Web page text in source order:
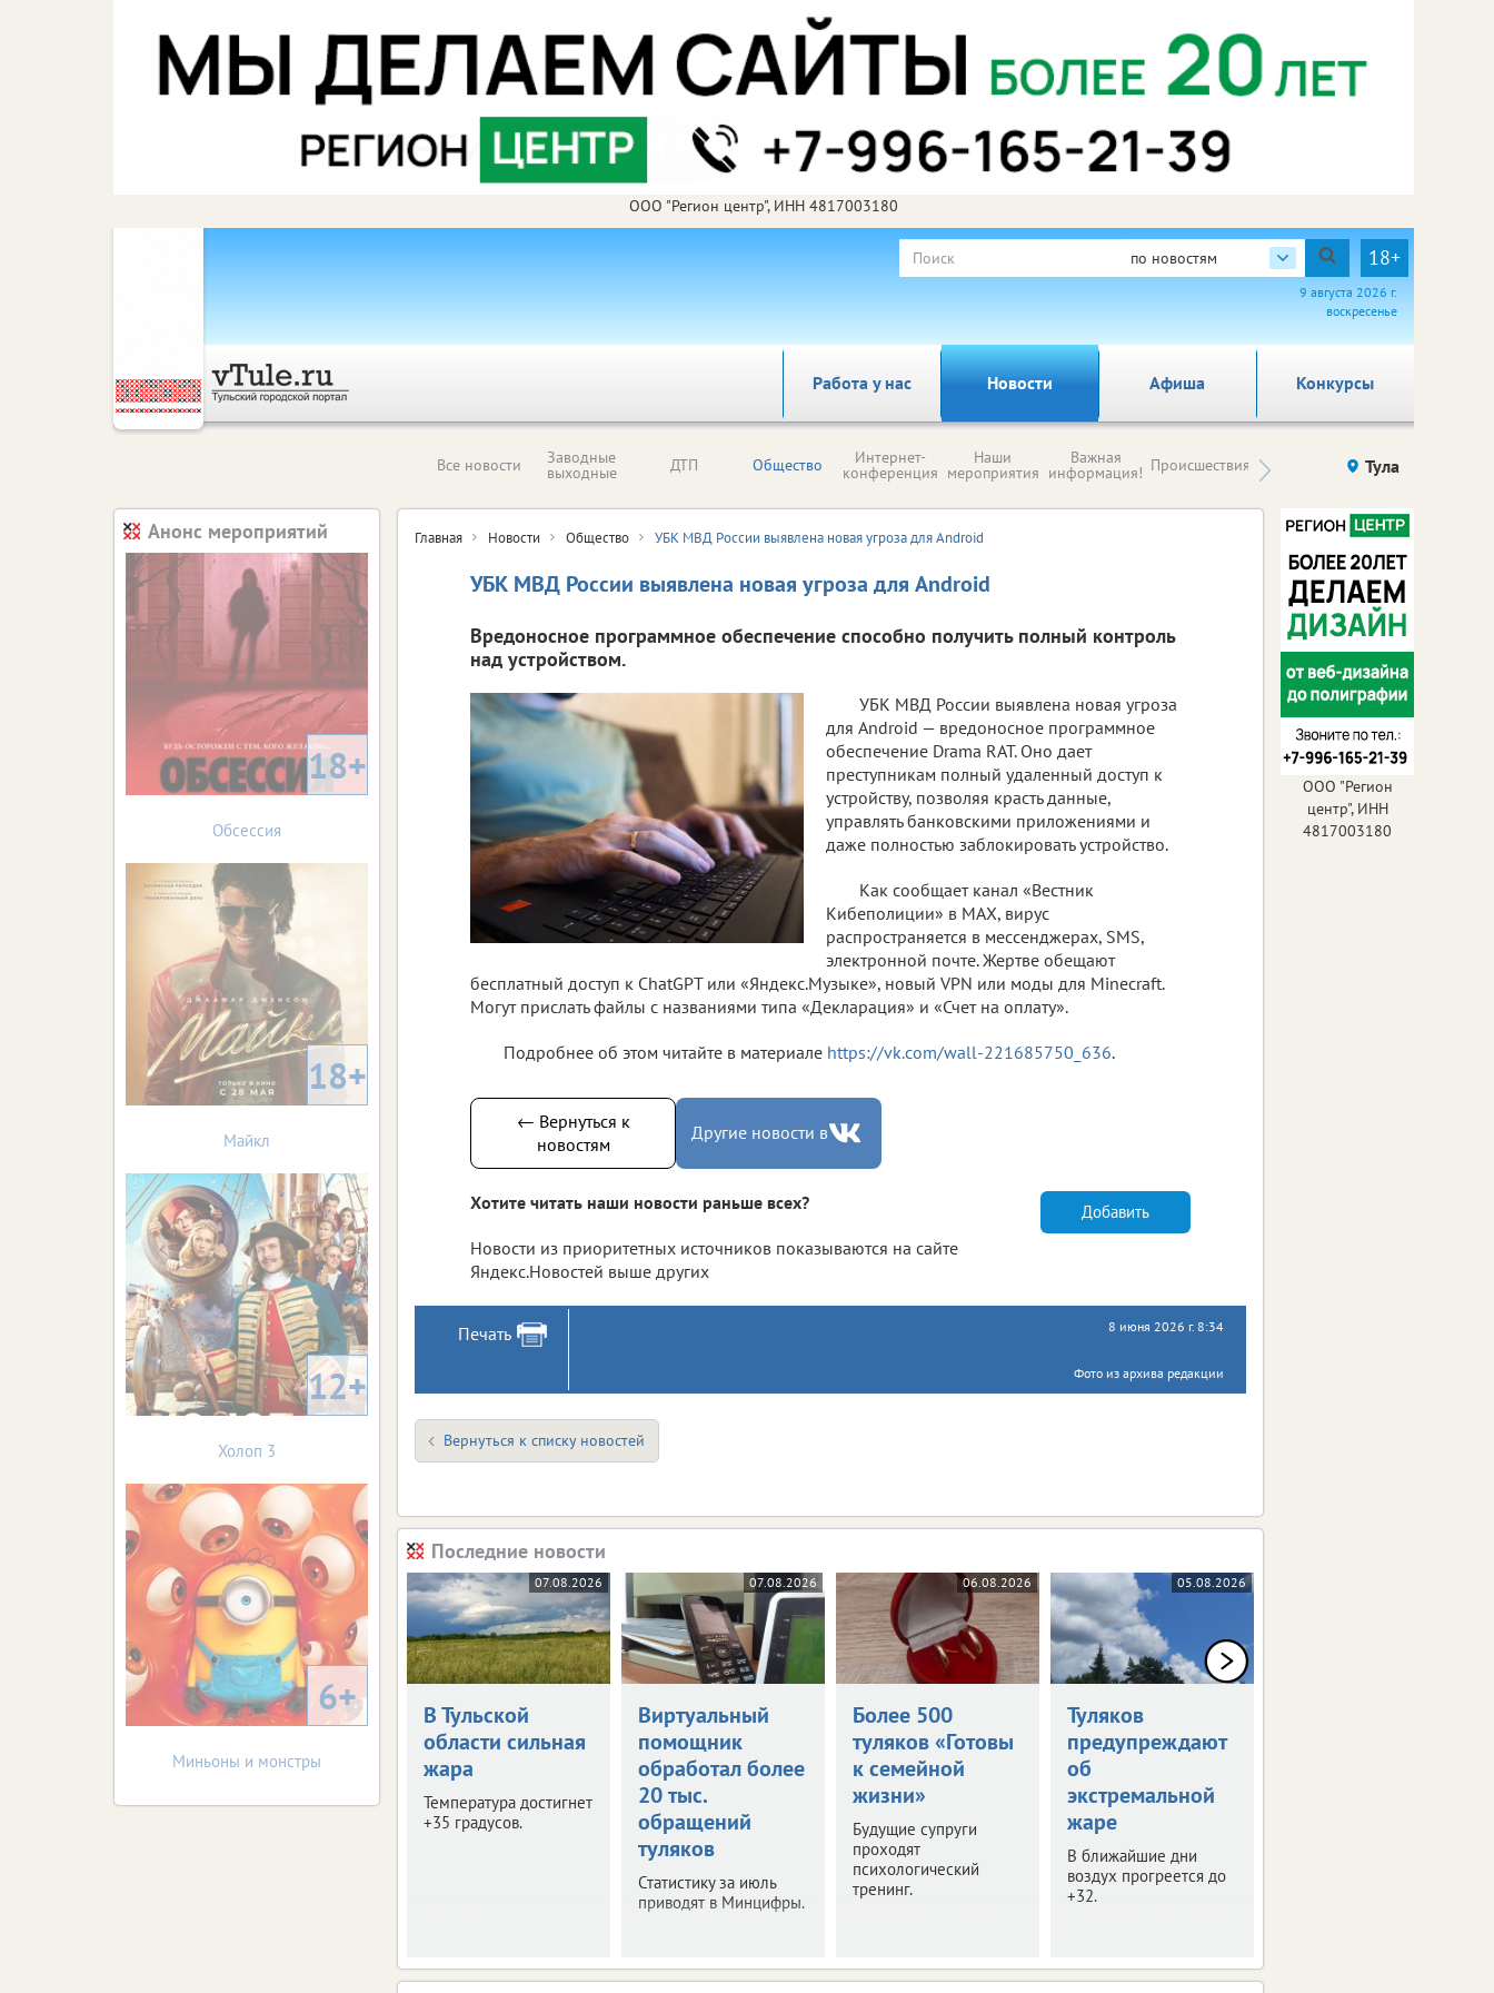
ООО "Регион центр", ИНН 4817003180
по новостям 18+
9 августа 2026 г.
воскресенье
Работа у нас Новости Афиша Конкурсы
Все новости Заводные
выходные ДТП Общество Интернет-
конференция
Наши
мероприятия
Важная
информация! Происшествия Здоровье компаний (на
Тула
Главная Новости Общество УБК МВД России выявлена новая угроза для Android
УБК МВД России выявлена новая угроза для Android
Вредоносное программное обеспечение способно получить полный контроль
над устройством.
УБК МВД России выявлена новая угроза
для Android — вредоносное программное
обеспечение Drama RAT. Оно дает
преступникам полный удаленный доступ к
устройству, позволяя красть данные,
управлять банковскими приложениями и
даже полностью заблокировать устройство.
Как сообщает канал «Вестник
Кибеполиции» в МАХ, вирус
распространяется в мессенджерах, SMS,
электронной почте. Жертве обещают
бесплатный доступ к ChatGPT или «Яндекс.Музыке», новый VPN или моды для Minecraft.
Могут прислать файлы с названиями типа «Декларация» и «Счет на оплату».
Подробнее об этом читайте в материале https://vk.com/wall-221685750_636.
← Вернуться к
новостям
Другие новости в
Хотите читать наши новости раньше всех?
Новости из приоритетных источников показываются на сайте
Яндекс.Новостей выше других
Добавить
Печать 8 июня 2026 г. 8:34
Фото из архива редакции
Вернуться к списку новостей
Последние новости
07.08.2026
В Тульской
области сильная
жара
Температура достигнет
+35 градусов.
07.08.2026
Виртуальный
помощник
обработал более
20 тыс.
обращений
туляков
Статистику за июль
приводят в Минцифры.
06.08.2026
Более 500
туляков «Готовы
к семейной
жизни»
Будущие супруги
проходят
психологический
тренинг.
05.08.2026
Туляков
предупреждают
об
экстремальной
жаре
В ближайшие дни
воздух прогреется до
+32.
Анонс мероприятий
18+
Обсессия
18+
Майкл
12+
Холоп 3
6+
Миньоны и монстры
ООО "Регион
центр", ИНН
4817003180